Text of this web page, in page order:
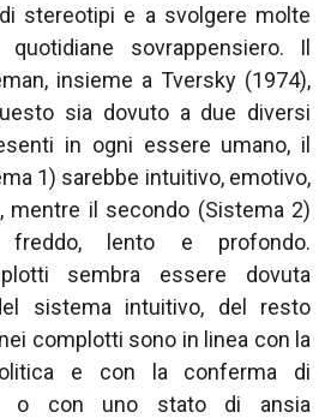
stereotipi e a svolgere molte
sovrappensiero. Il
insieme a Tversky (1974),
sia dovuto a due diversi
in ogni essere umano, il
1) sarebbe intuitivo, emotivo,
mentre il secondo (Sistema 2)
freddo, lento e profondo.
sembra essere dovuta
sistema intuitivo, del resto
complotti sono in linea con la
e con la conferma di
o con uno stato di ansia